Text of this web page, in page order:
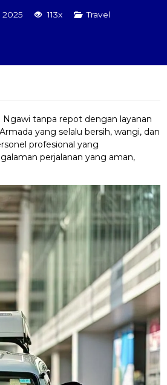
2025 113x Travel
Ngawi tanpa repot dengan layanan
yang selalu bersih, wangi, dan
profesional yang
perjalanan yang aman,